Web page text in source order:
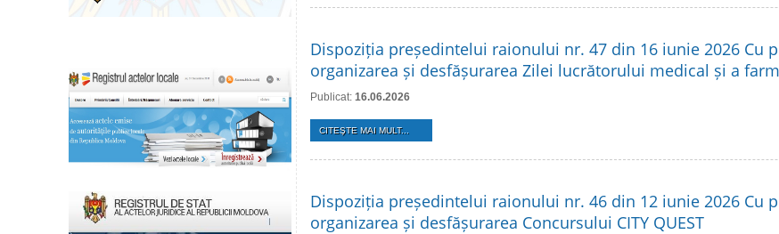
Dispoziția președintelui raionului nr. 47 din 16 iunie 2026 Cu
organizarea și desfășurarea Zilei lucrătorului medical și a
Publicat: 16.06.2026
CITEŞTE MAI MULT...
Dispoziția președintelui raionului nr. 46 din 12 iunie 2026 Cu
organizarea și desfășurarea Concursului CITY QUEST